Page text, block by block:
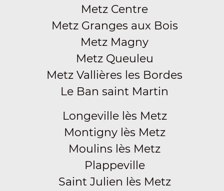
Metz Centre
Metz Granges aux Bois
Metz Magny
Metz Queuleu
Metz Vallières les Bordes
Le Ban saint Martin
Longeville lès Metz
Montigny lès Metz
Moulins lès Metz
Plappeville
Saint Julien lès Metz